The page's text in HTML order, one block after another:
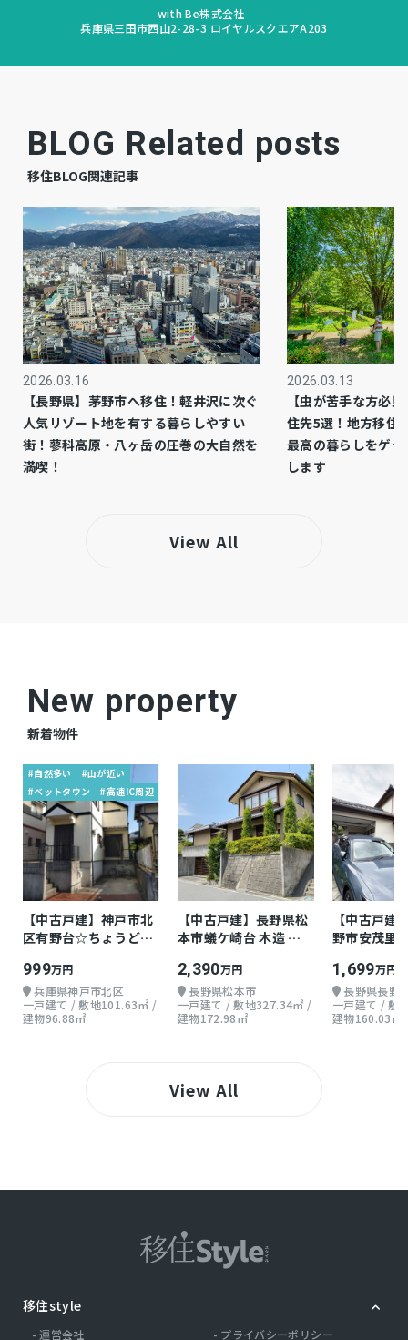
ありの台
中学校区 有馬
地目 宅地
引渡時期 相談
駐車場 有
上水道 公共
下水道
ガス 都市ガス
都市計画
ンホーム施工】ZEH水準省エネ住宅、耐震等級
３、両面道路、並列２台駐車、乾太くん
取引態様 仲介
with Be株式会社
兵庫県三田市西山2-28-3 ロイヤルスクエアA203
BLOG Related posts
移住BLOG関連記事
2026.03.16
【長野県】茅野市へ移住！軽井沢に次ぐ
人気リゾート地を有する暮らしやすい
街！蓼科高原・八ヶ岳の圧巻の大自然を
満喫！
2026.03.13
【虫が苦手な方必
住先5選！地方移住
最高の暮らしをゲ
します
View All
New property
新着物件
#自然多い
#山が近い
#ベットタウン
#高速IC周辺
【中古戸建】神戸市北
区有野台☆ちょうどよ
999万円
兵庫県神戸市北区
一戸建て / 敷地101.63㎡ /
建物96.88㎡
【中古戸建】長野県松
本市蟻ケ崎台 木造 地
2,390万円
長野県松本市
一戸建て / 敷地327.34㎡ /
建物172.98㎡
【中古戸建
野市安茂里
1,699万円
長野県長野
一戸建て / 敷
建物160.03㎡
View All
移住style
運営会社 プライバシーポリシー